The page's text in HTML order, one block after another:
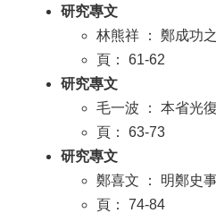
研究專文
林熊祥 ： 鄭成功
頁： 61-62
研究專文
毛一波 ： 本省光
頁： 63-73
研究專文
鄭喜文 ： 明鄭史
頁： 74-84